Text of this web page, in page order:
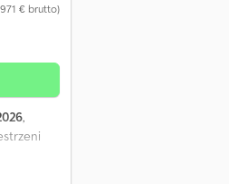
€ brutto)
,